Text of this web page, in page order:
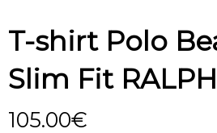
T-shirt Polo
Slim Fit
105.00€